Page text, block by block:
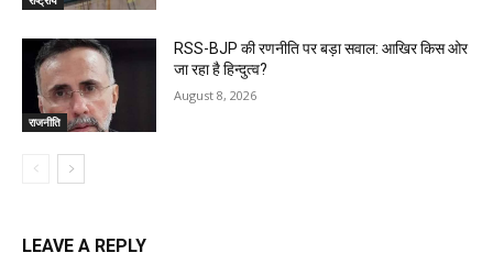
राजनीति
RSS-BJP की रणनीति पर बड़ा सवाल: आखिर किस ओर
जा रहा है हिन्दुत्व?
August 8, 2026
LEAVE A REPLY